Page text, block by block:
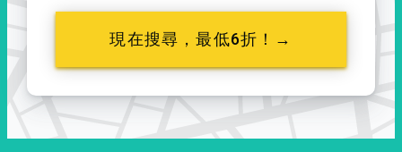
現在搜尋，最低6折！→